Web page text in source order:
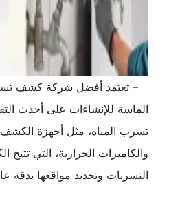
– تعتمد أفضل شركة كشف
الماسة للإنشاءات على أحدث
تسرب المياه، مثل أجهزة
والكاميرات الحرارية، التي
التسربات وتحديد مواقعها بدقة